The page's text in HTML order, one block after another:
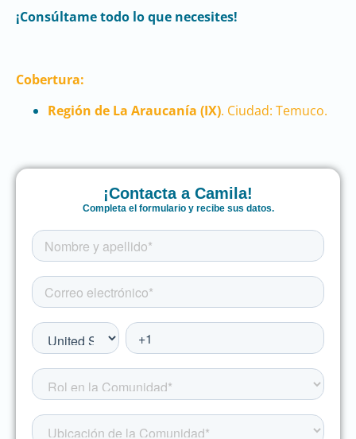
¡Consúltame todo lo que necesites!
Cobertura:
Región de La Araucanía (IX). Ciudad: Temuco.